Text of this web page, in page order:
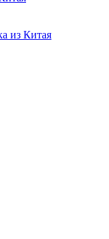
из Китая